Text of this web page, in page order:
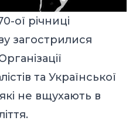
ої річниці
загострилися
та Української
не вщухають в